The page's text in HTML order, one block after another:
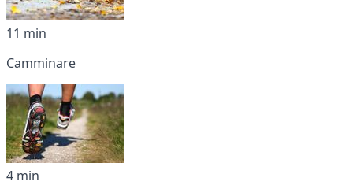
11 min
Camminare
4 min